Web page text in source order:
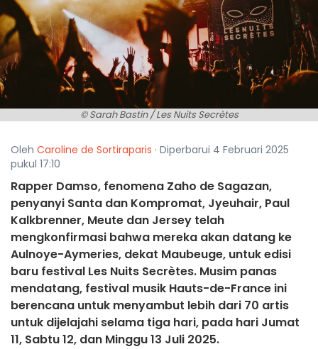
© Sarah Bastin / Les Nuits Secrètes
Oleh Caroline de Sortiraparis · Diperbarui 4 Februari 2025
pukul 17:10
Rapper Damso, fenomena Zaho de Sagazan,
penyanyi Santa dan Kompromat, Jyeuhair, Paul
Kalkbrenner, Meute dan Jersey telah
mengkonfirmasi bahwa mereka akan datang ke
Aulnoye-Aymeries, dekat Maubeuge, untuk edisi
baru festival Les Nuits Secrètes. Musim panas
mendatang, festival musik Hauts-de-France ini
berencana untuk menyambut lebih dari 70 artis
untuk dijelajahi selama tiga hari, pada hari Jumat
11, Sabtu 12, dan Minggu 13 Juli 2025.